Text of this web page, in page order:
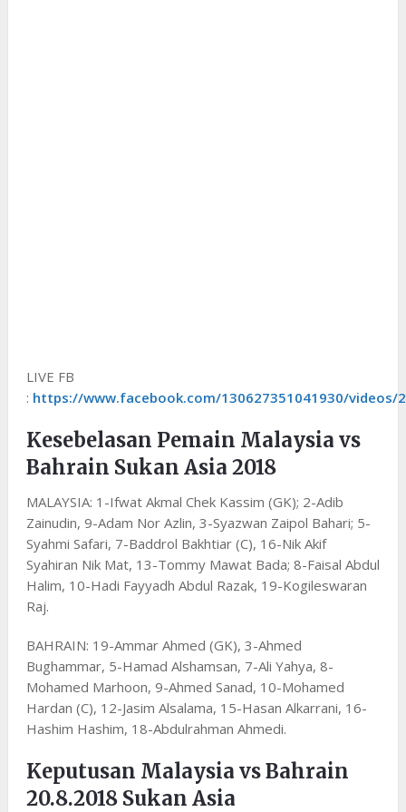
LIVE FB
: https://www.facebook.com/130627351041930/videos/
Kesebelasan Pemain Malaysia vs
Bahrain Sukan Asia 2018
MALAYSIA: 1-Ifwat Akmal Chek Kassim (GK); 2-Adib
Zainudin, 9-Adam Nor Azlin, 3-Syazwan Zaipol Bahari; 5-
Syahmi Safari, 7-Baddrol Bakhtiar (C), 16-Nik Akif
Syahiran Nik Mat, 13-Tommy Mawat Bada; 8-Faisal Abdul
Halim, 10-Hadi Fayyadh Abdul Razak, 19-Kogileswaran
Raj.
BAHRAIN: 19-Ammar Ahmed (GK), 3-Ahmed
Bughammar, 5-Hamad Alshamsan, 7-Ali Yahya, 8-
Mohamed Marhoon, 9-Ahmed Sanad, 10-Mohamed
Hardan (C), 12-Jasim Alsalama, 15-Hasan Alkarrani, 16-
Hashim Hashim, 18-Abdulrahman Ahmedi.
Keputusan Malaysia vs Bahrain
20.8.2018 Sukan Asia